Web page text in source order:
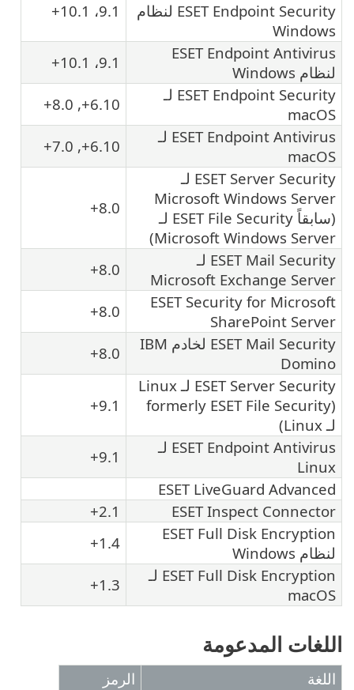
ESET Endpoint Security لنظام
Windows
9.1، 10.1+
ESET Endpoint Antivirus
لنظام Windows
9.1، 10.1+
ESET Endpoint Security لـ
macOS
6.10+, 8.0+
ESET Endpoint Antivirus لـ
macOS
6.10+, 7.0+
ESET Server Security لـ
Microsoft Windows Server
(سابقاً ESET File Security لـ
Microsoft Windows Server)
8.0+
ESET Mail Security لـ
Microsoft Exchange Server
8.0+
ESET Security for Microsoft
SharePoint Server
8.0+
ESET Mail Security لخادم IBM
Domino
8.0+
ESET Server Security لـ Linux
(formerly ESET File Security
لـ Linux)
9.1+
ESET Endpoint Antivirus لـ
Linux
9.1+
ESET LiveGuard Advanced
ESET Inspect Connector
2.1+
ESET Full Disk Encryption
لنظام Windows
1.4+
ESET Full Disk Encryption لـ
macOS
1.3+
اللغات المدعومة
اللغة
الرمز